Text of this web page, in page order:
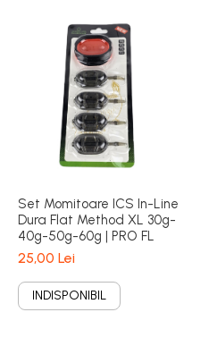
Set Momitoare ICS In-Line
Dura Flat Method XL 30g-
40g-50g-60g | PRO FL
25,00 Lei
INDISPONIBIL